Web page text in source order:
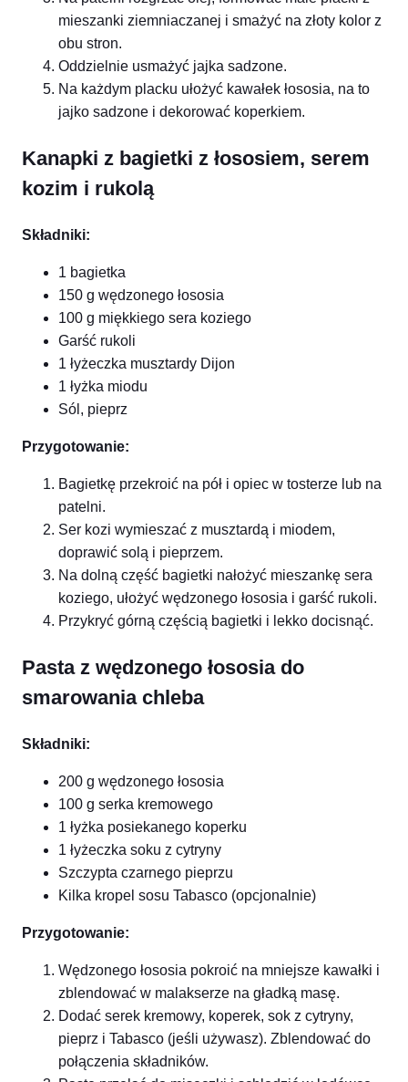
mieszanki ziemniaczanej i smażyć na złoty kolor z
obu stron.
Oddzielnie usmażyć jajka sadzone.
Na każdym placku ułożyć kawałek łososia, na to
jajko sadzone i dekorować koperkiem.
Kanapki z bagietki z łososiem, serem
kozim i rukolą
Składniki:
1 bagietka
150 g wędzonego łososia
100 g miękkiego sera koziego
Garść rukoli
1 łyżeczka musztardy Dijon
1 łyżka miodu
Sól, pieprz
Przygotowanie:
Bagietkę przekroić na pół i opiec w tosterze lub na
patelni.
Ser kozi wymieszać z musztardą i miodem,
doprawić solą i pieprzem.
Na dolną część bagietki nałożyć mieszankę sera
koziego, ułożyć wędzonego łososia i garść rukoli.
Przykryć górną częścią bagietki i lekko docisnąć.
Pasta z wędzonego łososia do
smarowania chleba
Składniki:
200 g wędzonego łososia
100 g serka kremowego
1 łyżka posiekanego koperku
1 łyżeczka soku z cytryny
Szczypta czarnego pieprzu
Kilka kropel sosu Tabasco (opcjonalnie)
Przygotowanie:
Wędzonego łososia pokroić na mniejsze kawałki i
zblendować w malakserze na gładką masę.
Dodać serek kremowy, koperek, sok z cytryny,
pieprz i Tabasco (jeśli używasz). Zblendować do
połączenia składników.